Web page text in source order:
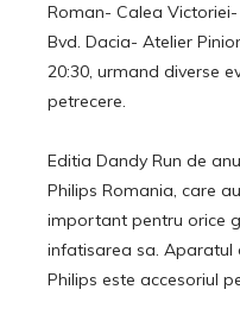
Roman- Calea
Bvd. Dacia- Atelier
20:30, urmand diverse
petrecere.
Editia Dandy Run de
Philips Romania, care
important pentru orice
infatisarea sa. Aparatul
Philips este accesoriul